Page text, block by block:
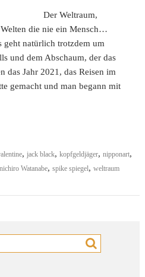
Der Weltraum,
die nie ein Mensch…
geht natürlich trotzdem um
und dem Abschaum, der das
das Jahr 2021, das Reisen im
gemacht und man begann mit
,jack black,kopfgeldjäger,nipponart,
Watanabe,spike spiegel,weltraum